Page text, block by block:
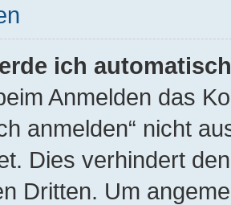
ich
Anmelden das
anmelden“ nicht
Dies verhindert
Dritten. Um